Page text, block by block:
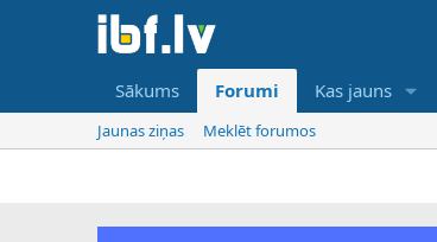
Sākums Forumi Kas jauns
Jaunas ziņas Meklēt forumos
IBF